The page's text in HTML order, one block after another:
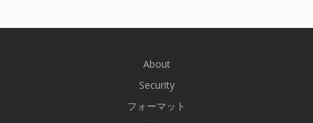
About
Security
フォーマット